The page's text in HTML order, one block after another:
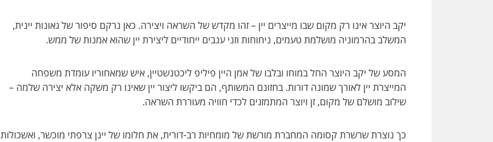
יקב היוצר אינו רק מקום שבו מייצרים יין – זהו מקדש של השראה ויצירה. כאן נרקם סיפור של גאונות יינית,
המשלב בהרמוניה מושלמת טעמים, ניחוחות וזני ענבים ייחודיים ליצירת יין שהוא אמנות של ממש.
המסע של יקב היוצר החל במוחו ובלבו של אמן היין פיליפ ליכטנשטיין, איש שמאחוריו עומדת משפחה
המייצרת יין לאורך שמונה דורות. בחזונם המשותף, הם ביקשו ליצור יין שאינו רק משקה אלא יצירה שלמה –
שילוב מושלם של מקום, זן ויוצר המתמזגים לכדי חוויה מעוררת השראה.
כך נוצרת שרשרת קסומה המחברת מורשת של מומחיות רב-דורית, את חלומו של יינן צרפתי מוכשר, ואשכולות